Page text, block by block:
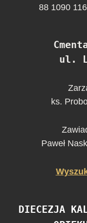
88 1090
ul.
ks.
Paweł
DIECEZJA